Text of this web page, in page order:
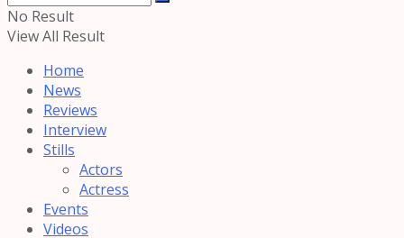
No Result
View All Result
Home
News
Reviews
Interview
Stills
Actors
Actress
Events
Videos